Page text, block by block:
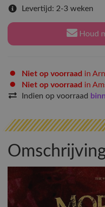
Levertijd: 2-3 weken
Houd
Niet op voorraad in
Niet op voorraad in
Indien op voorraad